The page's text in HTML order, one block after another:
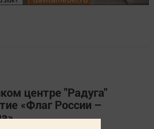
центре "Радуга"
«Флаг России –